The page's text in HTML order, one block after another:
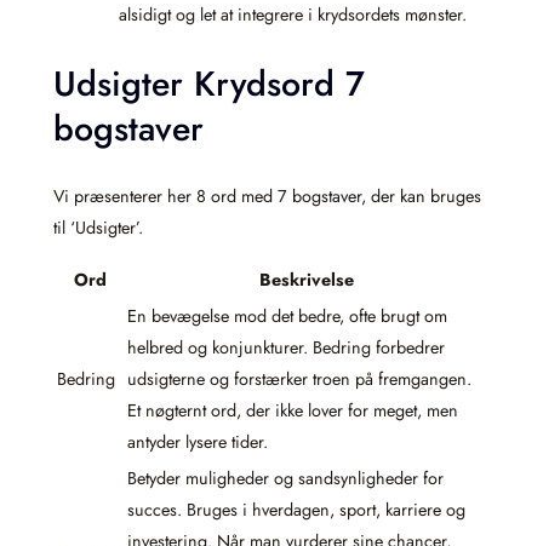
alsidigt og let at integrere i krydsordets mønster.
Udsigter Krydsord 7
bogstaver
Vi præsenterer her 8 ord med 7 bogstaver, der kan bruges
til ‘Udsigter’.
Ord Beskrivelse
Bedring
En bevægelse mod det bedre, ofte brugt om
helbred og konjunkturer. Bedring forbedrer
udsigterne og forstærker troen på fremgangen.
Et nøgternt ord, der ikke lover for meget, men
antyder lysere tider.
Betyder muligheder og sandsynligheder for
succes. Bruges i hverdagen, sport, karriere og